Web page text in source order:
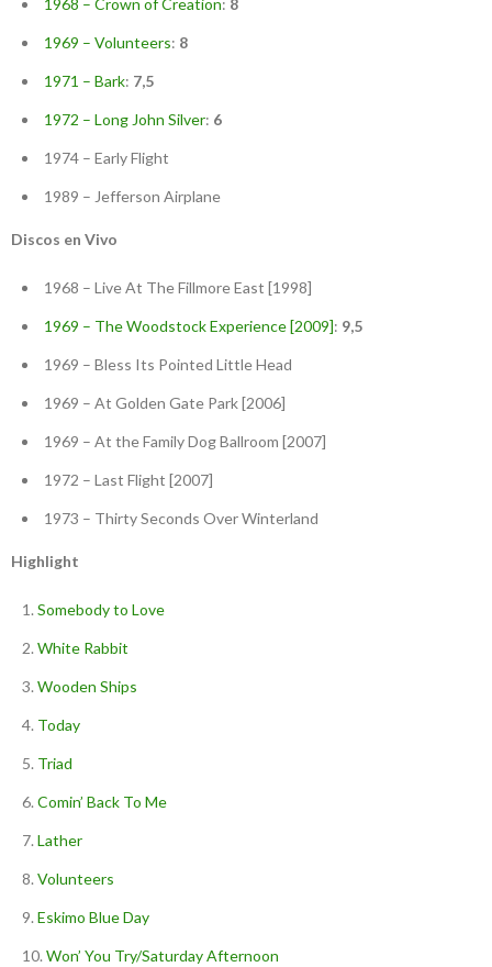
1968 – Crown of Creation: 8
1969 – Volunteers: 8
1971 – Bark: 7,5
1972 – Long John Silver: 6
1974 – Early Flight
1989 – Jefferson Airplane
Discos en Vivo
1968 – Live At The Fillmore East [1998]
1969 – The Woodstock Experience [2009]: 9,5
1969 – Bless Its Pointed Little Head
1969 – At Golden Gate Park [2006]
1969 – At the Family Dog Ballroom [2007]
1972 – Last Flight [2007]
1973 – Thirty Seconds Over Winterland
Highlight
Somebody to Love
White Rabbit
Wooden Ships
Today
Triad
Comin’ Back To Me
Lather
Volunteers
Eskimo Blue Day
Won’ You Try/Saturday Afternoon